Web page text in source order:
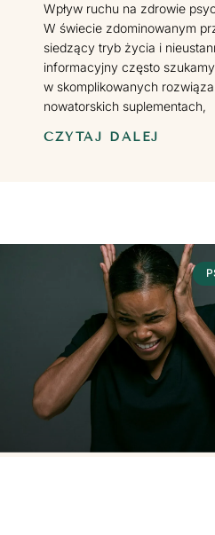
Wpływ ruchu na zdrowie
W świecie zdominowanym
siedzący tryb życia i
informacyjny często
w skomplikowanych
nowatorskich suplementach,
CZYTAJ DALEJ